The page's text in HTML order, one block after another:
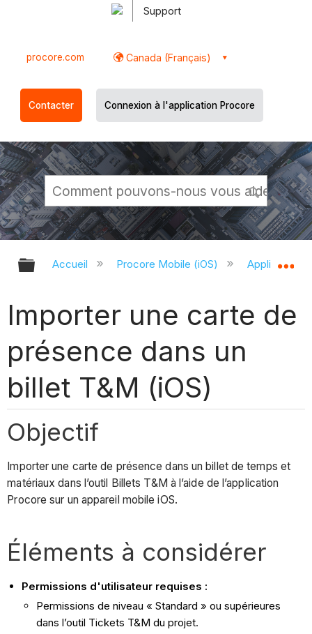
Support
procore.com Canada (Français)
Contacter Connexion à l'application Procore
Développer/réduire la hiérarchie
Accueil Procore Mobile (iOS) Application
Importer une carte de
présence dans un
billet T&M (iOS)
Objectif
Importer une carte de présence dans un billet de temps et
matériaux dans l’outil Billets T&M à l’aide de l’application
Procore sur un appareil mobile iOS.
Éléments à considérer
Permissions d'utilisateur requises :
Permissions de niveau « Standard » ou supérieures
dans l’outil Tickets T&M du projet.